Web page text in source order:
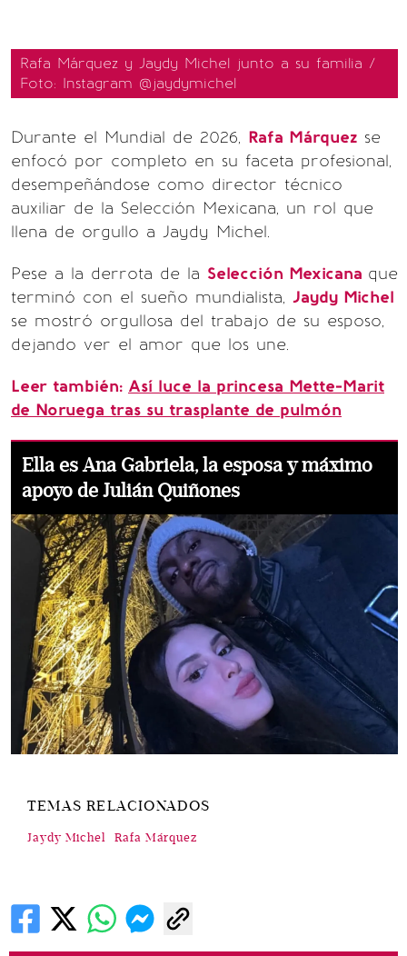
Rafa Márquez y Jaydy Michel junto a su familia /
Foto: Instagram @jaydymichel
Durante el Mundial de 2026, Rafa Márquez se
enfocó por completo en su faceta profesional,
desempeñándose como director técnico
auxiliar de la Selección Mexicana, un rol que
llena de orgullo a Jaydy Michel.
Pese a la derrota de la Selección Mexicana que
terminó con el sueño mundialista, Jaydy Michel
se mostró orgullosa del trabajo de su esposo,
dejando ver el amor que los une.
Leer también: Así luce la princesa Mette-Marit
de Noruega tras su trasplante de pulmón
Ella es Ana Gabriela, la esposa y máximo
apoyo de Julián Quiñones
TEMAS RELACIONADOS
Jaydy Michel Rafa Márquez